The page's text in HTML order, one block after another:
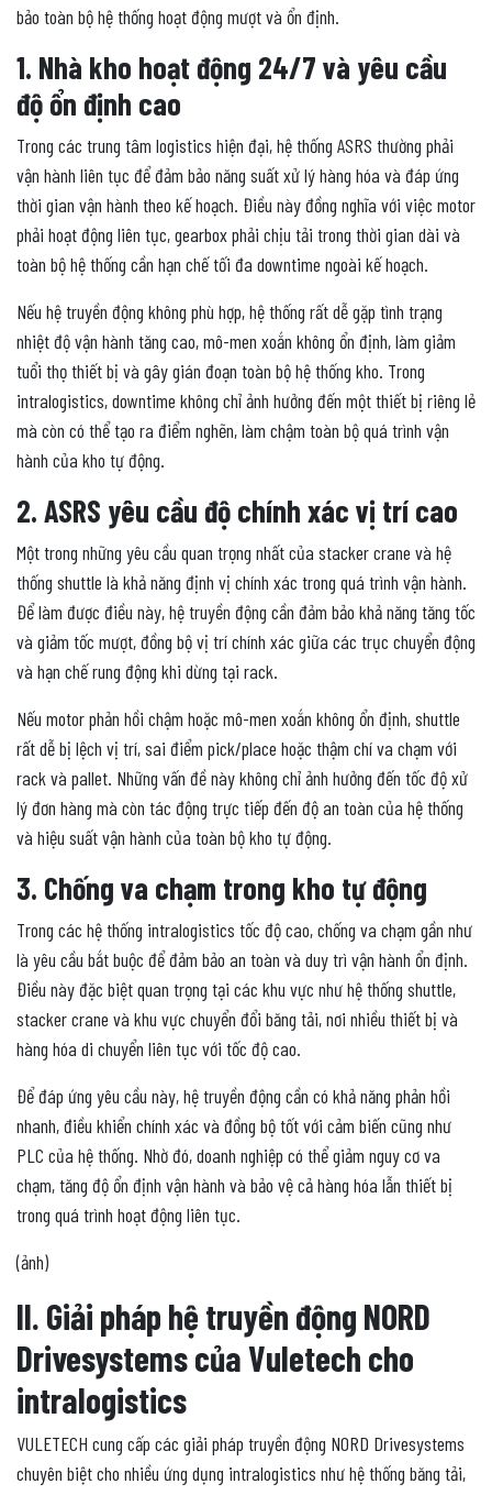
bảo toàn bộ hệ thống hoạt động mượt và ổn định.
1. Nhà kho hoạt động 24/7 và yêu cầu
độ ổn định cao
Trong các trung tâm logistics hiện đại, hệ thống ASRS thường phải
vận hành liên tục để đảm bảo năng suất xử lý hàng hóa và đáp ứng
thời gian vận hành theo kế hoạch. Điều này đồng nghĩa với việc motor
phải hoạt động liên tục, gearbox phải chịu tải trong thời gian dài và
toàn bộ hệ thống cần hạn chế tối đa downtime ngoài kế hoạch.
Nếu hệ truyền động không phù hợp, hệ thống rất dễ gặp tình trạng
nhiệt độ vận hành tăng cao, mô-men xoắn không ổn định, làm giảm
tuổi thọ thiết bị và gây gián đoạn toàn bộ hệ thống kho. Trong
intralogistics, downtime không chỉ ảnh hưởng đến một thiết bị riêng lẻ
mà còn có thể tạo ra điểm nghẽn, làm chậm toàn bộ quá trình vận
hành của kho tự động.
2. ASRS yêu cầu độ chính xác vị trí cao
Một trong những yêu cầu quan trọng nhất của stacker crane và hệ
thống shuttle là khả năng định vị chính xác trong quá trình vận hành.
Để làm được điều này, hệ truyền động cần đảm bảo khả năng tăng tốc
và giảm tốc mượt, đồng bộ vị trí chính xác giữa các trục chuyển động
và hạn chế rung động khi dừng tại rack.
Nếu motor phản hồi chậm hoặc mô-men xoắn không ổn định, shuttle
rất dễ bị lệch vị trí, sai điểm pick/place hoặc thậm chí va chạm với
rack và pallet. Những vấn đề này không chỉ ảnh hưởng đến tốc độ xử
lý đơn hàng mà còn tác động trực tiếp đến độ an toàn của hệ thống
và hiệu suất vận hành của toàn bộ kho tự động.
3. Chống va chạm trong kho tự động
Trong các hệ thống intralogistics tốc độ cao, chống va chạm gần như
là yêu cầu bắt buộc để đảm bảo an toàn và duy trì vận hành ổn định.
Điều này đặc biệt quan trọng tại các khu vực như hệ thống shuttle,
stacker crane và khu vực chuyển đổi băng tải, nơi nhiều thiết bị và
hàng hóa di chuyển liên tục với tốc độ cao.
Để đáp ứng yêu cầu này, hệ truyền động cần có khả năng phản hồi
nhanh, điều khiển chính xác và đồng bộ tốt với cảm biến cũng như
PLC của hệ thống. Nhờ đó, doanh nghiệp có thể giảm nguy cơ va
chạm, tăng độ ổn định vận hành và bảo vệ cả hàng hóa lẫn thiết bị
trong quá trình hoạt động liên tục.
(ảnh)
II. Giải pháp hệ truyền động NORD
Drivesystems của Vuletech cho
intralogistics
VULETECH cung cấp các giải pháp truyền động NORD Drivesystems
chuyên biệt cho nhiều ứng dụng intralogistics như hệ thống băng tải,